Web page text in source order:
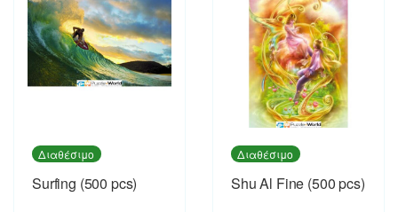
Διαθέσιμο
Surfing (500 pcs)
Διαθέσιμο
Shu Al Fine (500 pcs)